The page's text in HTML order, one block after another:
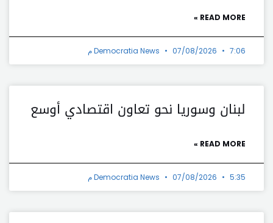
READ MORE »
Democratia News 07/08/2026 7:06 م
لبنان وسوريا نحو تعاون اقتصادي أوسع
READ MORE »
Democratia News 07/08/2026 5:35 م